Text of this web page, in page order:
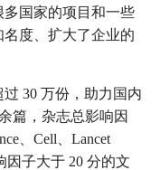
国家的项目和一些
度、扩大了企业的
30 万份，助力国内
篇，杂志总影响因
、Cell、Lancet
因子大于 20 分的文